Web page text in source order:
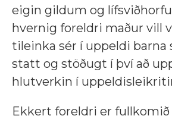
eigin gildum og
hvernig foreldri maður vill
tileinka sér í uppeldi barna
statt og stöðugt í því að
hlutverkin í
Ekkert foreldri er